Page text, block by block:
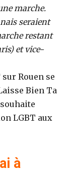
marche.
seraient
restant
et vice-
Rouen se
Bien Ta
LGBT aux
à